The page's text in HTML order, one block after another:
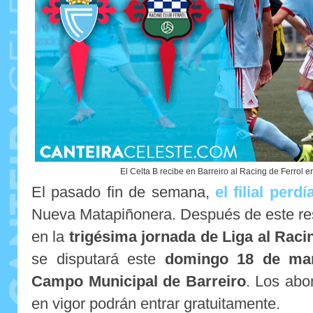
El Celta B recibe en Barreiro al Racing de Ferrol
El pasado fin de semana, el filial
Nueva Matapiñonera. Después de este
en la trigésima jornada de Liga al
se disputará este domingo 18 de
Campo Municipal de Barreiro. Los
en vigor podrán entrar gratuitamente.